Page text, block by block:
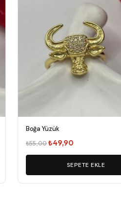
Boğa Yüzük
₺55,00Orijinal
fiyat:
₺55,00.
₺49,90
andaki
fiyat:
₺49,90.
SEPETE EKLE